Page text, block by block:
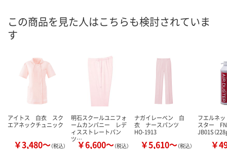
お届け日
数量
カゴへ カ
この商品を見た人はこちらも検討されていま
す
アイトス 白衣 スク
エアネックチュニック
￥3,480～（税込）
明石スクールユニフォ
ームカンパニー レデ
ィスストレートパン
ツ…￥6,600～（税込）
ナガイレーベン 白
衣 ナースパンツ
HO-1913
￥5,610～（税込）
フエルネ
スター
JB01S（
￥